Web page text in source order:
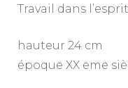
Travail dans
hauteur 24 cm
époque XX eme